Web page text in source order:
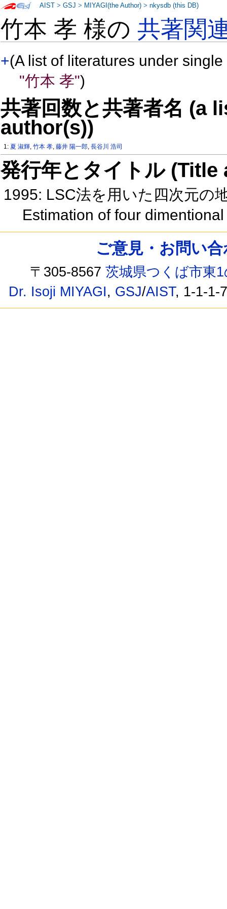
竹本 孝 様の共著関
+(A list of literatures under
"竹本 孝")
共著回数と共著者名 (a
author(s))
1:夏 淑輝,竹本 孝,藤井 陽一郎,長谷川 浩司
発行年とタイトル
1995: LSC法を用いた四次元の
Estimation of four
AIST >GSJ > MIYAGI(the Author) >nkysdb (this DB)
ご意見・お問い
〒305-8567茨城県つくば市東
Dr. Isoji MIYAGI, GSJ/AIST, 1-1-1-